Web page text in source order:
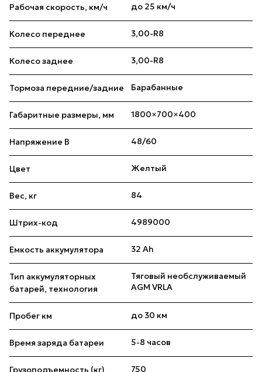
Рабочая скорость, км/ч до 25 км/ч
Колесо переднее 3,00-R8
Колесо заднее 3,00-R8
Тормоза передние/задние Барабанные
Габаритные размеры, мм 1800×700×400
Напряжение В 48/60
Цвет Желтый
Вес, кг 84
Штрих-код 4989000
Емкость аккумулятора 32 Ah
Тип аккумуляторных
батарей, технология
Тяговый необслуживаемый
AGM VRLA
Пробег км до 30 км
Время заряда батареи 5-8 часов
750